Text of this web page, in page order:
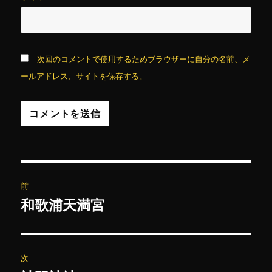
次回のコメントで使用するためブラウザーに自分の名前、メ
ールアドレス、サイトを保存する。
稿
ビ
前
前
投
稿:
和歌浦天満宮
次